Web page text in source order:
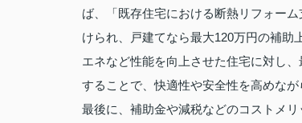
ば、「既存住宅における断熱リフォー
けられ、戸建てなら最大120万円の補
エネなど性能を向上させた住宅に対し
することで、快適性や安全性を高めな
最後に、補助金や減税などのコストメ